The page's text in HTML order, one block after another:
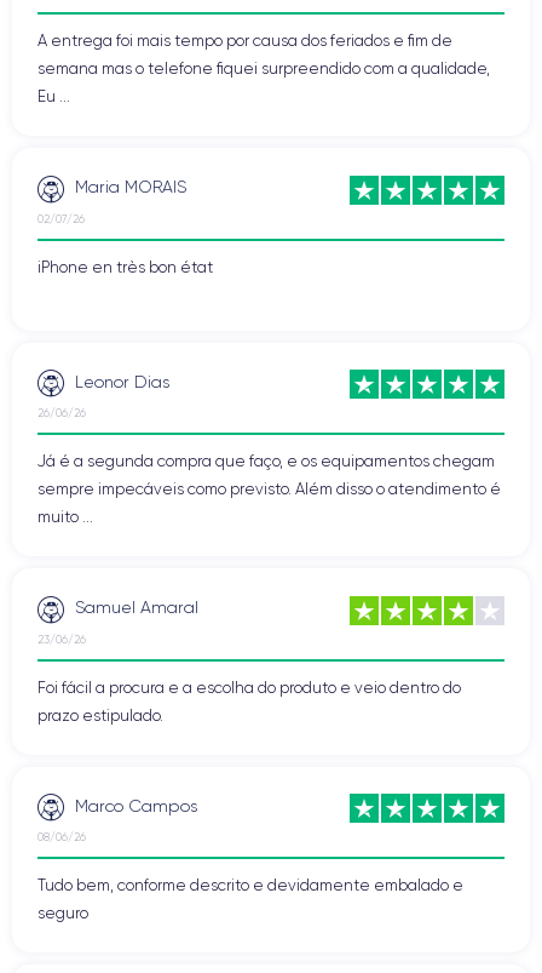
A entrega foi mais tempo por causa dos feriados e fim de
semana mas o telefone fiquei surpreendido com a qualidade,
Eu ...
Maria MORAIS
02/07/26
iPhone en très bon état
Leonor Dias
26/06/26
Já é a segunda compra que faço, e os equipamentos chegam
sempre impecáveis como previsto. Além disso o atendimento é
muito ...
Samuel Amaral
23/06/26
Foi fácil a procura e a escolha do produto e veio dentro do
prazo estipulado.
Marco Campos
08/06/26
Tudo bem, conforme descrito e devidamente embalado e
seguro